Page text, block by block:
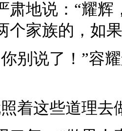
肃地说：“耀
个家族的，如
说了！”容耀
这些道理去